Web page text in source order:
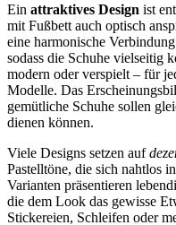
Ein attraktives Design ist
mit Fußbett auch optisch
eine harmonische
sodass die Schuhe vielseitig
modern oder verspielt – für
Modelle. Das
gemütliche Schuhe sollen
dienen können.
Viele Designs setzen auf
Pastelltöne, die sich nahtlos
Varianten präsentieren
die dem Look das gewisse
Stickereien, Schleifen oder